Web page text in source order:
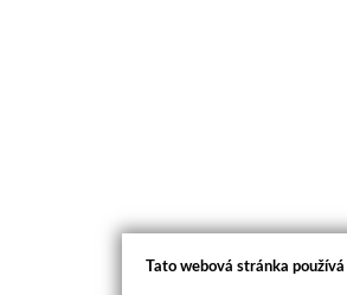
Tato webová stránka používá